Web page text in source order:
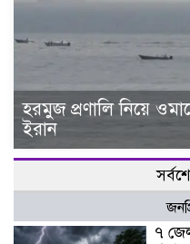
হরমুজ প্রণালি নিয়ে
ইরান
৭